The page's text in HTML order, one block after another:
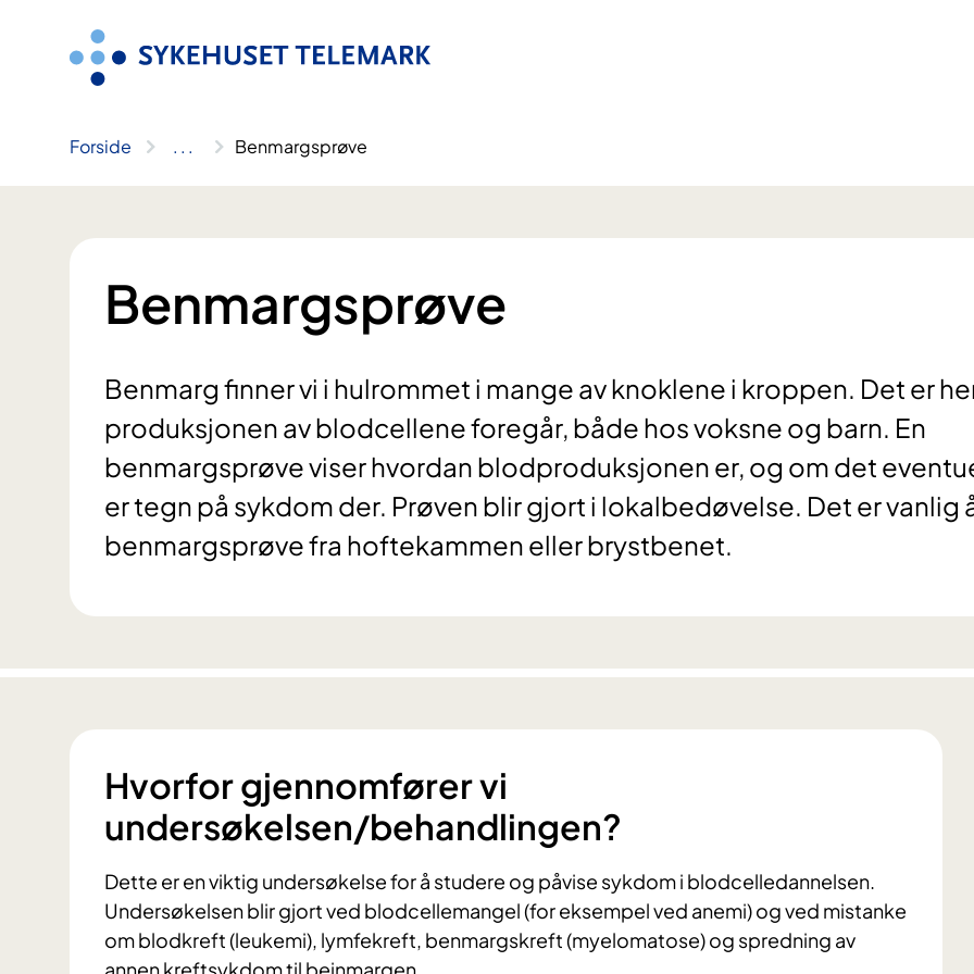
Forside .. . Benmargsprøve
Benmargsprøve
Benmarg finner vi i hulrommet i mange av knoklene i kroppen. Det er
produksjonen av blodcellene foregår, både hos voksne og barn. En
benmargsprøve viser hvordan blodproduksjonen er, og om det
er tegn på sykdom der. Prøven blir gjort i lokalbedøvelse. Det er vanlig
benmargsprøve fra hoftekammen eller brystbenet.
Hvorfor gjennomfører vi
undersøkelsen/behandlingen?
Dette er en viktig undersøkelse for å studere og påvise sykdom i blodcelledannelsen.
Undersøkelsen blir gjort ved blodcellemangel (for eksempel ved anemi) og ved mistanke
om blodkreft (leukemi), lymfekreft, benmargskreft (myelomatose) og spredning av